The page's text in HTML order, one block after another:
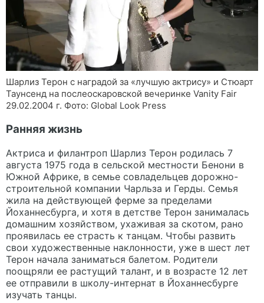
Шарлиз Терон с наградой за «лучшую актрису» и Стюарт
Таунсенд на послеоскаровской вечеринке Vanity Fair
29.02.2004 г. Фото: Global Look Press
Ранняя жизнь
Актриса и филантроп Шарлиз Терон родилась 7
августа 1975 года в сельской местности Бенони в
Южной Африке, в семье совладельцев дорожно-
строительной компании Чарльза и Герды. Семья
жила на действующей ферме за пределами
Йоханнесбурга, и хотя в детстве Терон занималась
домашним хозяйством, ухаживая за скотом, рано
проявилась ее страсть к танцам. Чтобы развить
свои художественные наклонности, уже в шест лет
Терон начала заниматься балетом. Родители
поощряли ее растущий талант, и в возрасте 12 лет
ее отправили в школу-интернат в Йоханнесбурге
изучать танцы.